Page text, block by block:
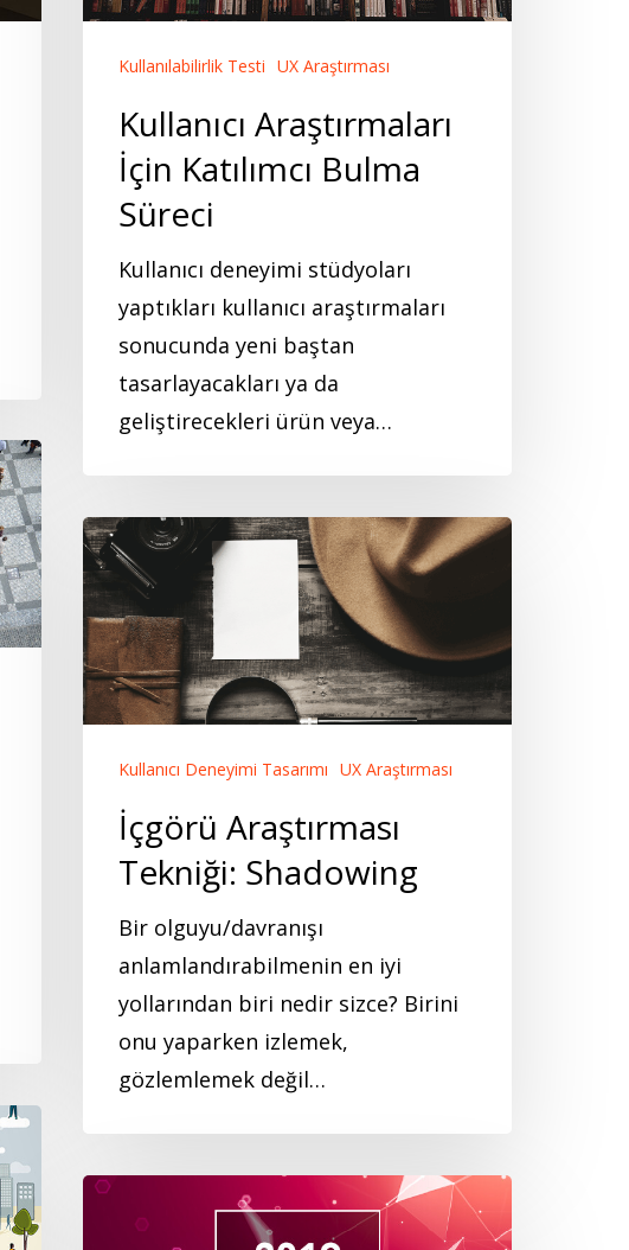
Süreci
Kullanılabilirlik Testi UX Araştırması
Kullanıcı Araştırmaları
İçin Katılımcı Bulma
Süreci
Kullanıcı deneyimi stüdyoları
yaptıkları kullanıcı araştırmaları
sonucunda yeni baştan
tasarlayacakları ya da
geliştirecekleri ürün veya…
İçgörü
Araştırması
Tekniği:
Shadowing
Kullanıcı Deneyimi Tasarımı UX Araştırması
İçgörü Araştırması
Tekniği: Shadowing
Bir olguyu/davranışı
anlamlandırabilmenin en iyi
yollarından biri nedir sizce? Birini
onu yaparken izlemek,
gözlemlemek değil…
2019